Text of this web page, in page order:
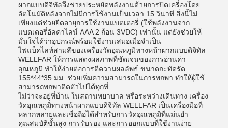
ผากแบบดิจิทัลจึงช่วยประหยัดพลังงานด้วยการปิดเครื่องโดย
อัตโนมัติหลังจากไม่มีการใช้งานเป็นเวลา 15 วินาที สิ่งนี้ไม่
เพียงแต่ช่วยยืดอายุการใช้งานแบตเตอรี่ (ใช้พลังงานจาก
แบตเตอรี่อัลคาไลน์ AAA 2 ก้อน 3VDC) เท่านั้น แต่ยังช่วยให้
มั่นใจได้ว่าอุปกรณ์พร้อมใช้งานเสมอเมื่อจำเป็น
ไฟแบ็คไลท์สามสีของเครื่องวัดอุณหภูมิทางหน้าผากแบบดิจิทัล
WELLFAR ให้การแสดงผลภาพที่ชัดเจนของการอ่านค่า
อุณหภูมิ ทำให้ง่ายต่อการตีความผลลัพธ์ ขนาดกะทัดรัด
155*44*35 มม. ช่วยเพิ่มความสามารถในการพกพา ทำให้ผู้ใช้
สามารถพกพาติดตัวไปได้ทุกที่
ไม่ว่าจะอยู่ที่บ้าน ในสถานพยาบาล หรือระหว่างเดินทาง เครื่อง
วัดอุณหภูมิทางหน้าผากแบบดิจิทัล WELLFAR เป็นเครื่องมือที่
หลากหลายและเชื่อถือได้สำหรับการวัดอุณหภูมิที่แม่นยำ
คุณสมบัติขั้นสูง การรับรอง และการออกแบบที่ใช้งานง่าย